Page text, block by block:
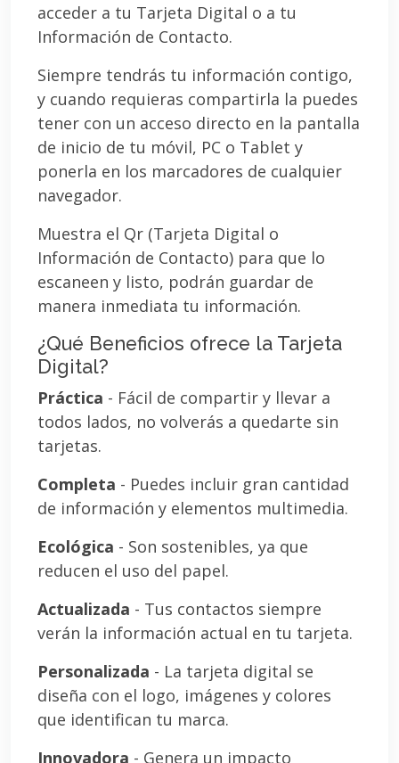
acceder a tu Tarjeta Digital o a tu
Información de Contacto.
Siempre tendrás tu información contigo,
y cuando requieras compartirla la puedes
tener con un acceso directo en la pantalla
de inicio de tu móvil, PC o Tablet y
ponerla en los marcadores de cualquier
navegador.
Muestra el Qr (Tarjeta Digital o
Información de Contacto) para que lo
escaneen y listo, podrán guardar de
manera inmediata tu información.
¿Qué Beneficios ofrece la Tarjeta
Digital?
Práctica - Fácil de compartir y llevar a
todos lados, no volverás a quedarte sin
tarjetas.
Completa - Puedes incluir gran cantidad
de información y elementos multimedia.
Ecológica - Son sostenibles, ya que
reducen el uso del papel.
Actualizada - Tus contactos siempre
verán la información actual en tu tarjeta.
Personalizada - La tarjeta digital se
diseña con el logo, imágenes y colores
que identifican tu marca.
Innovadora - Genera un impacto